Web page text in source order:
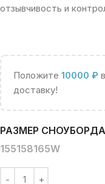
отзывчивость и
Положите 10000 ₽
доставку!
РАЗМЕР СНОУБОРДА
155158165W